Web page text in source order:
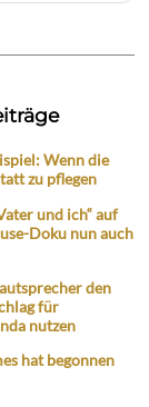
Wenn die
zu pflegen
und ich“ auf
Doku nun auch
den
für
nutzen
hat begonnen